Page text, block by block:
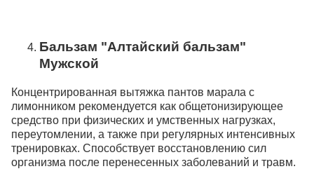
Бальзам "Алтайский бальзам"
Мужской
Концентрированная вытяжка пантов марала с
лимонником рекомендуется как общетонизирующее
средство при физических и умственных нагрузках,
переутомлении, а также при регулярных интенсивных
тренировках. Способствует восстановлению сил
организма после перенесенных заболеваний и травм.